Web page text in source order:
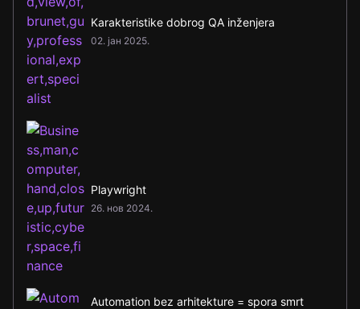
Karakteristike dobrog QA inženjera
02. јан 2025.
Playwright
26. нов 2024.
Automation bez arhitekture = spora smrt